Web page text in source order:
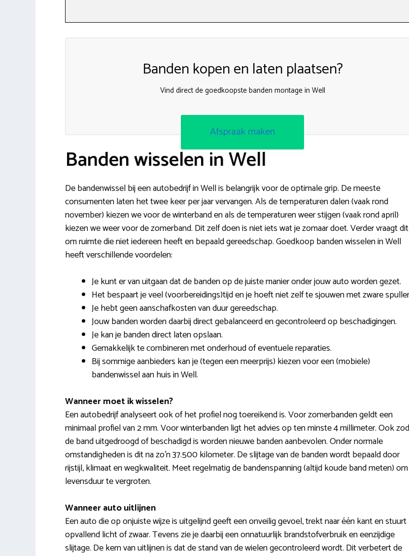
Banden kopen en laten plaatsen?
Vind direct de goedkoopste banden montage in Well
Afspraak maken
Banden wisselen in Well
De bandenwissel bij een autobedrijf in Well is belangrijk voor de optimale grip. De meeste
consumenten laten het twee keer per jaar vervangen. Als de temperaturen dalen (vaak rond
november) kiezen we voor de winterband en als de temperaturen weer stijgen (vaak rond april)
kiezen we weer voor de zomerband. Dit zelf doen is niet iets wat je zomaar doet. Verder vraagt dit
om ruimte die niet iedereen heeft en bepaald gereedschap. Goedkoop banden wisselen in Well
heeft verschillende voordelen:
Je kunt er van uitgaan dat de banden op de juiste manier onder jouw auto worden gezet.
Het bespaart je veel (voorbereidings)tijd en je hoeft niet zelf te sjouwen met zware
Je hebt geen aanschafkosten van duur gereedschap.
Jouw banden worden daarbij direct gebalanceerd en gecontroleerd op beschadigingen.
Je kan je banden direct laten opslaan.
Gemakkelijk te combineren met onderhoud of eventuele reparaties.
Bij sommige aanbieders kan je (tegen een meerprijs) kiezen voor een (mobiele)
bandenwissel aan huis in Well.
Wanneer moet ik wisselen?
Een autobedrijf analyseert ook of het profiel nog toereikend is. Voor zomerbanden geldt een
minimaal profiel van 2 mm. Voor winterbanden ligt het advies op ten minste 4 millimeter. Ook
de band uitgedroogd of beschadigd is worden nieuwe banden aanbevolen. Onder normale
omstandigheden is dit na zo’n 37.500 kilometer. De slijtage van de banden wordt bepaald door
rijstijl, klimaat en wegkwaliteit. Meet regelmatig de bandenspanning (altijd koude band meten)
levensduur te vergroten.
Wanneer auto uitlijnen
Een auto die op onjuiste wijze is uitgelijnd geeft een onveilig gevoel, trekt naar één kant en stuurt
opvallend licht of zwaar. Tevens zie je daarbij een onnatuurlijk brandstofverbruik en eenzijdige
slijtage. De kern van uitlijnen is dat de stand van de wielen gecontroleerd wordt. Dit verbetert de